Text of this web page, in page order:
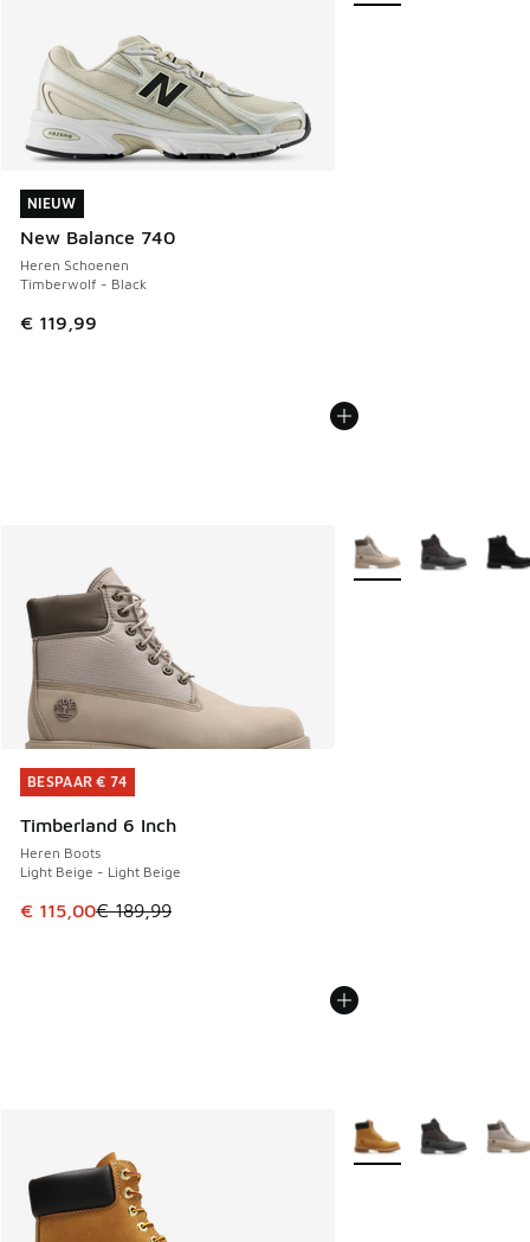
NIEUW
New Balance 740
Heren Schoenen
Timberwolf - Black
€ 119,99
NIEUW
BESPAAR € 74
Timberland 6 Inch
Heren Boots
Light Beige - Light Beige
Dit artikel is in de uitverkoop. Dit artikel is in de
€ 115,00€ 189,99
BESPAAR € 74
Meer kleuren
Meer kleuren